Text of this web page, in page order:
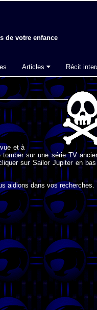
de votre enfance
Articles Récit
et à
sur une série TV
sur Sailor Jupiter en
aidions dans vos recherches.